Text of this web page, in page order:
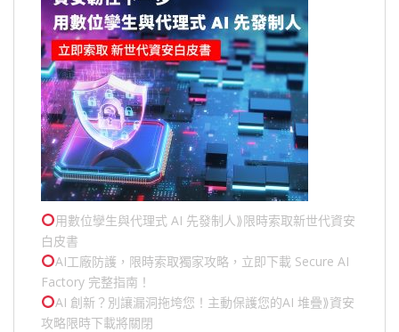
用數位孿生與代理式 AI 先發制人⟫限時索取新世代資安
白皮書
AI工廠防護，限時索取獨家攻略，立即下載 Secure AI
Factory 完整指南！
AI 創新？別讓漏洞拖垮您！主動保護您的AI 堆疊⟫資安
攻略限時下載將關閉